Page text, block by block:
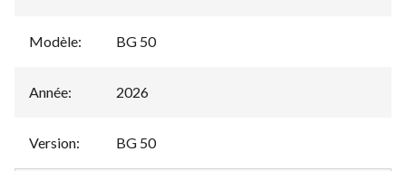
Modèle: BG 50
Année: 2026
Version: BG 50